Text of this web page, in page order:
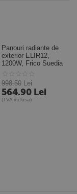
Panouri radiante de
exterior ELIR12,
1200W, Frico Suedia
998.50 Lei
564.90 Lei
(TVA inclusa)